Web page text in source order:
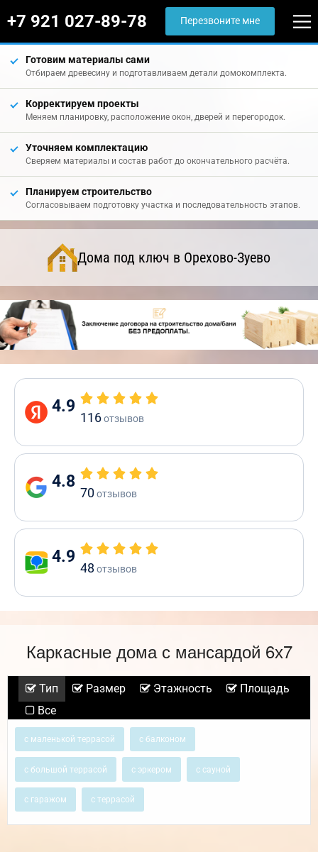
+7 921 027-89-78 Перезвоните мне
Готовим материалы сами
Отбираем древесину и подготавливаем детали домокомплекта.
Корректируем проекты
Меняем планировку, расположение окон, дверей и перегородок.
Уточняем комплектацию
Сверяем материалы и состав работ до окончательного расчёта.
Планируем строительство
Согласовываем подготовку участка и последовательность этапов.
Дома под ключ в Орехово-Зуево
4.9
116отзывов
4.8
70отзывов
4.9
48 отзывов
Каркасные дома с мансардой 6х7
Тип Размер Этажность
Площадь
Все
с маленькой террасой с балконом
с большой террасой с эркером с сауной
с гаражом с террасой